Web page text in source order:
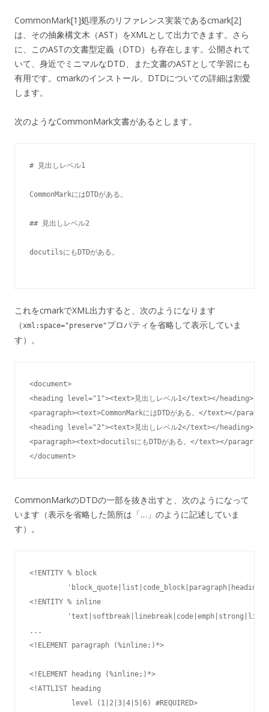
CommonMark[1]処理系のリファレンス実装であるcmark[2]
は、その抽象構文木（AST）をXMLとして出力できます。さら
に、このASTの文書型定義（DTD）も存在します。公開されて
いて、身近でミニマルなDTD、また文書のASTとして学習にも
有用です。cmarkのインストール、DTDについての詳細は割愛
します。
次のようなCommonMark文書があるとします。
# 見出しレベル1
CommonMarkにはDTDがある。
## 見出しレベル2
docutilsにもDTDがある。
これをcmarkでXML出力すると、次のようになります
（ xml:space="preserve"プロパティを省略して表示していま
す）。
<document>
<heading level="1"><text>見出しレベル1</text></heading>
<paragraph><text>CommonMarkにはDTDがある。</text></
<heading level="2"><text>見出しレベル2</text></heading>
<paragraph><text>docutilsにもDTDがある。</text></
CommonMarkのDTDの一部を抜き出すと、次のようになって
います（表示を省略した箇所は「…」のように記述していま
す）。
<!ENTITY % block
<!ENTITY % inline
...
<!ELEMENT paragraph (%inline;)*>
<!ELEMENT heading (%inline;)*>
<!ATTLIST heading
          level (1|2|3|4|5|6) #REQUIRED>